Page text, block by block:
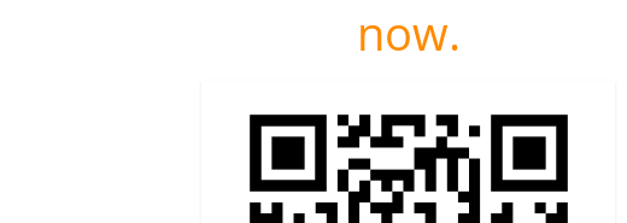
now.